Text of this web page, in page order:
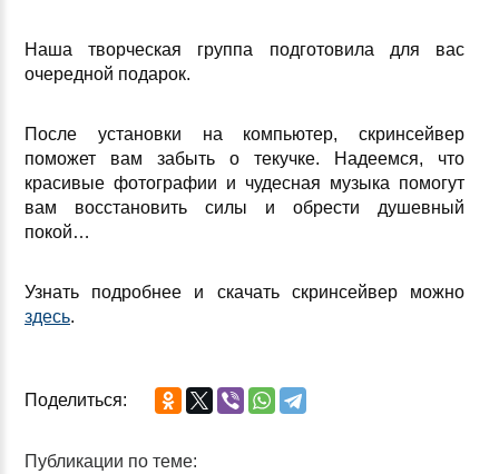
Наша творческая группа подготовила для вас
очередной подарок.
После установки на компьютер, скринсейвер
поможет вам забыть о текучке. Надеемся, что
красивые фотографии и чудесная музыка помогут
вам восстановить силы и обрести душевный
покой…
Узнать подробнее и скачать скринсейвер можно
здесь.
Поделиться:
Публикации по теме: